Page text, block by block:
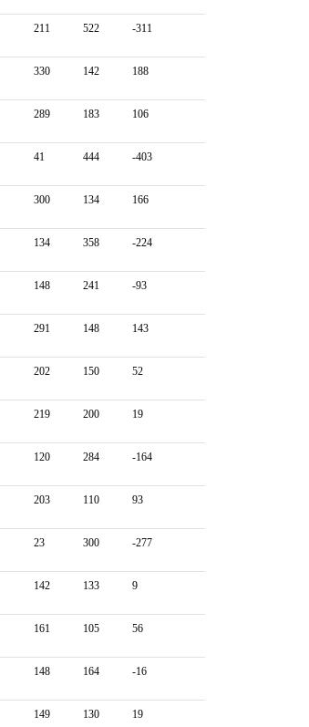
211 522 -311
330 142 188
289 183 106
41 444 -403
300 134 166
134 358 -224
148 241 -93
291 148 143
202 150 52
219 200 19
120 284 -164
203 110 93
23 300 -277
142 133 9
161 105 56
148 164 -16
149 130 19